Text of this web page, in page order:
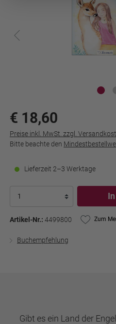
€ 18,60
Preise inkl. MwSt. zzgl.
Bitte beachte den
Lieferzeit 2–3 Werktage
Artikel-Nr.: 4499800 Zum
Buchempfehlung
Gibt es ein Land der